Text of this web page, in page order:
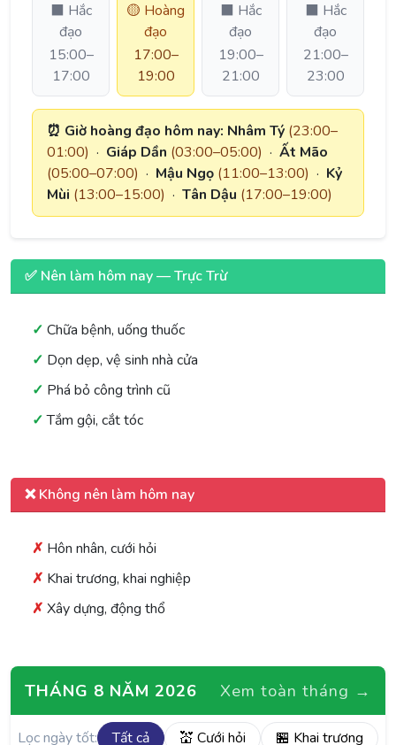
⬛ Hắc
đạo
15:00–
17:00
🟡 Hoàng
đạo
17:00–
19:00
⬛ Hắc
đạo
19:00–
21:00
⬛ Hắc
đạo
21:00–
23:00
⏰ Giờ hoàng đạo hôm nay: Nhâm Tý (23:00–
01:00) · Giáp Dần (03:00–05:00) · Ất Mão
(05:00–07:00) · Mậu Ngọ (11:00–13:00) · Kỷ
Mùi (13:00–15:00) · Tân Dậu (17:00–19:00)
✅ Nên làm hôm nay — Trực Trừ
Chữa bệnh, uống thuốc
Dọn dẹp, vệ sinh nhà cửa
Phá bỏ công trình cũ
Tắm gội, cắt tóc
❌ Không nên làm hôm nay
Hôn nhân, cưới hỏi
Khai trương, khai nghiệp
Xây dựng, động thổ
THÁNG 8 NĂM 2026 Xem toàn tháng →
Lọc ngày tốt: Tất cả 💒 Cưới hỏi 🏪 Khai trương